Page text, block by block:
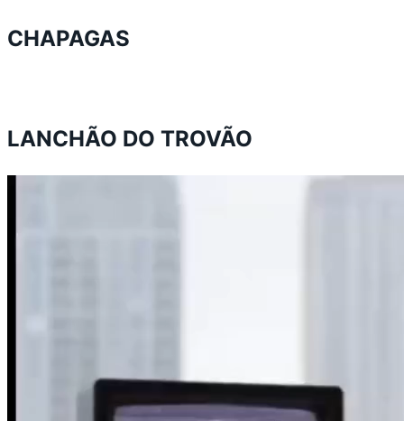
CHAPAGAS
LANCHÃO DO TROVÃO